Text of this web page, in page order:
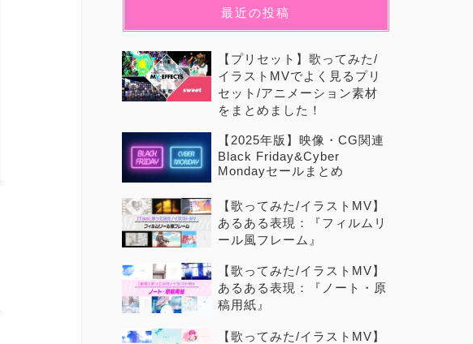
最近の投稿
【プリセット】歌ってみた/
イラストMVでよく見るプリ
セット/アニメーション素材
をまとめました！
【2025年版】映像・CG関連
Black Friday&Cyber
Mondayセールまとめ
【歌ってみた/イラストMV】
あるある表現：『フィルムリ
ール風フレーム』
【歌ってみた/イラストMV】
あるある表現：『ノート・原
稿用紙』
【歌ってみた/イラストMV】